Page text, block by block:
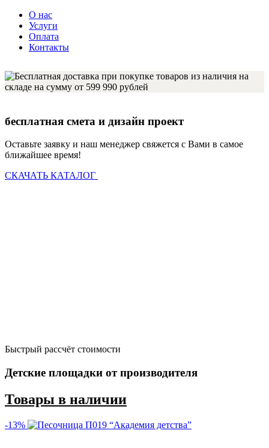
О нас
Услуги
Оплата
Контакты
бесплатная смета и дизайн проект
Оставьте заявку и наш менеджер свяжется с Вами в самое
ближайшее время!
СКАЧАТЬ КАТАЛОГ
Быстрый рассчёт стоимости
Детские площадки от производителя
Товары в наличии
-13%